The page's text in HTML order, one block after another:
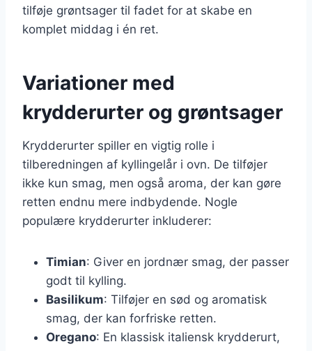
tilføje grøntsager til fadet for at skabe en
komplet middag i én ret.
Variationer med
krydderurter og grøntsager
Krydderurter spiller en vigtig rolle i
tilberedningen af kyllingelår i ovn. De tilføjer
ikke kun smag, men også aroma, der kan gøre
retten endnu mere indbydende. Nogle
populære krydderurter inkluderer:
Timian: Giver en jordnær smag, der passer
godt til kylling.
Basilikum: Tilføjer en sød og aromatisk
smag, der kan forfriske retten.
Oregano: En klassisk italiensk krydderurt,